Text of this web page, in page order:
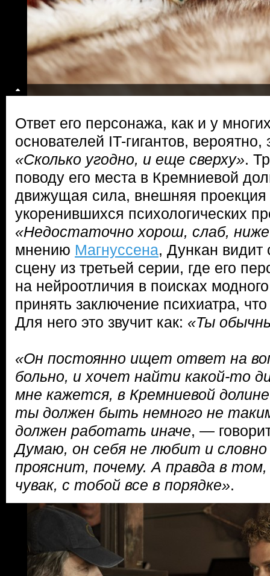
Ответ его персонажа, как и у
основателей IT-гигантов, вероятно,
«Сколько угодно, и еще сверху».
поводу его места в Кремниевой
движущая сила, внешняя проекция
укоренившихся психологических
«Недостаточно хорош, слаб, ниже
мнению Магнуссена, Дункан видит
сцену из третьей серии, где его
на нейроотличия в поисках
принять заключение психиатра,
Для него это звучит как: «Ты
«Он постоянно ищет ответ на
больно, и хочет найти какой-то
мне кажется, в Кремниевой
ты должен быть немного не
должен работать иначе, —
Думаю, он себя не любит и
прояснит, почему. А правда в
чувак, с тобой все в порядке».